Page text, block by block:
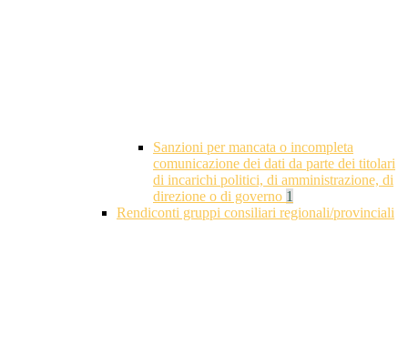
Sanzioni per mancata o incompleta
comunicazione dei dati da parte dei titolari
di incarichi politici, di amministrazione, di
direzione o di governo 1
Rendiconti gruppi consiliari regionali/provinciali